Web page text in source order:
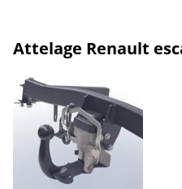
Attelage Renault